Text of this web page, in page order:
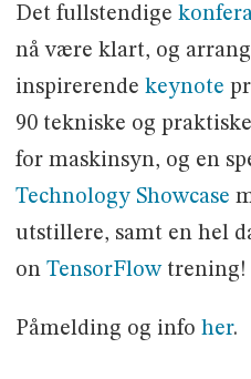
Det fullstendige
nå være klart, og
inspirerende keynote
90 tekniske og praktiske
for maskinsyn, og en
Technology Showcase
utstillere, samt en hel
on TensorFlowtrening!
Påmelding og info her.